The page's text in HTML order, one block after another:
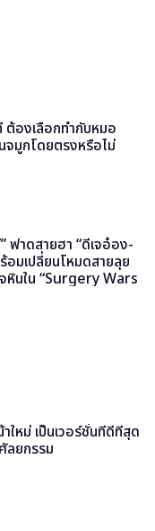
ต้องเลือกทำกับหมอ
จมูกโดยตรงหรือไม่
ฟาดสายฮา “ดีเจอ๋อง-
อมเปลี่ยนโหมดสายลุย
หินใน “Surgery Wars
ใหม่ เป็นเวอร์ชั่นที่ดีที่สุด
ลยกรรม